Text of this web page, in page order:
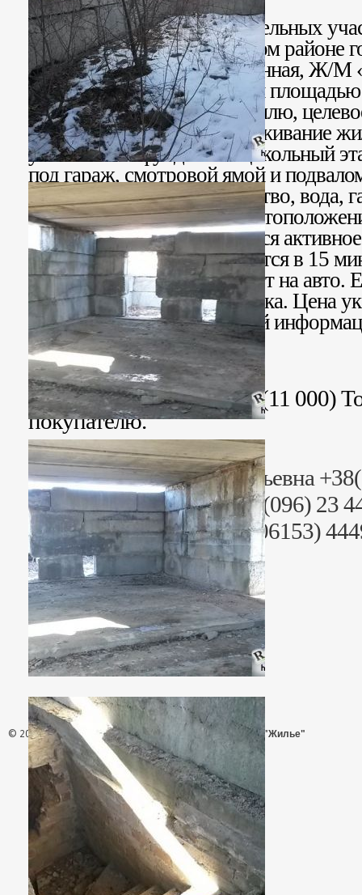
Продаются 2 смежных земельных
развивающемся прибрежном районе
недалеко от ул. Промышленная, Ж/М
приватизированные, общей
государственный акт на землю,
под строительство и обслуживание
участке есть фундамент-цокольный
под гараж, смотровой ямой и
коммуникации: электричество, вода,
канализация. Отличное
чистый район, рядом ведется
домов. Участок располагается в 15
и до центра города 10 минут на авто.
приобретения одного участка. Цена
участка. За более детальной
телефону.
Стоимость: 286 000 грн. (11 000)
покупателю.
Риэлтор: Сусанна Григорьевна
Раб. тел. (095) 23 44499, (096) 23
+38 (06153) 44442, +38 (06153)
© 2026 - АН "Жилье"ООО "Агентство Недвижимости "Жилье"